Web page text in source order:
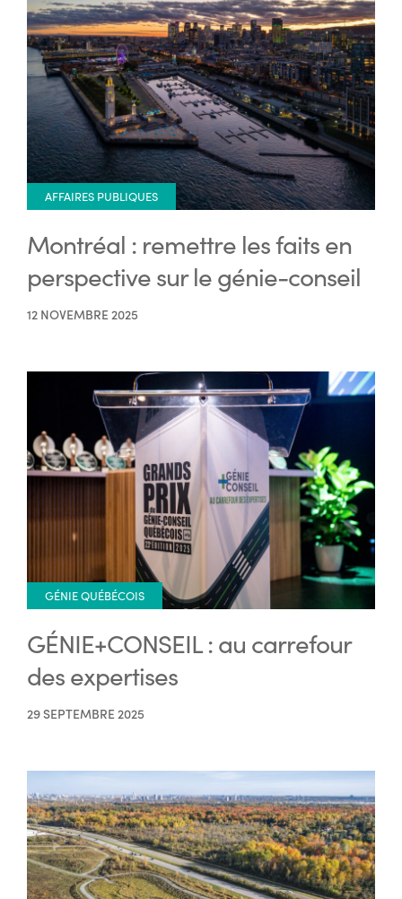
AFFAIRES PUBLIQUES
Montréal : remettre les faits en
perspective sur le génie-conseil
12 NOVEMBRE 2025
GÉNIE QUÉBÉCOIS
GÉNIE+CONSEIL : au carrefour
des expertises
29 SEPTEMBRE 2025